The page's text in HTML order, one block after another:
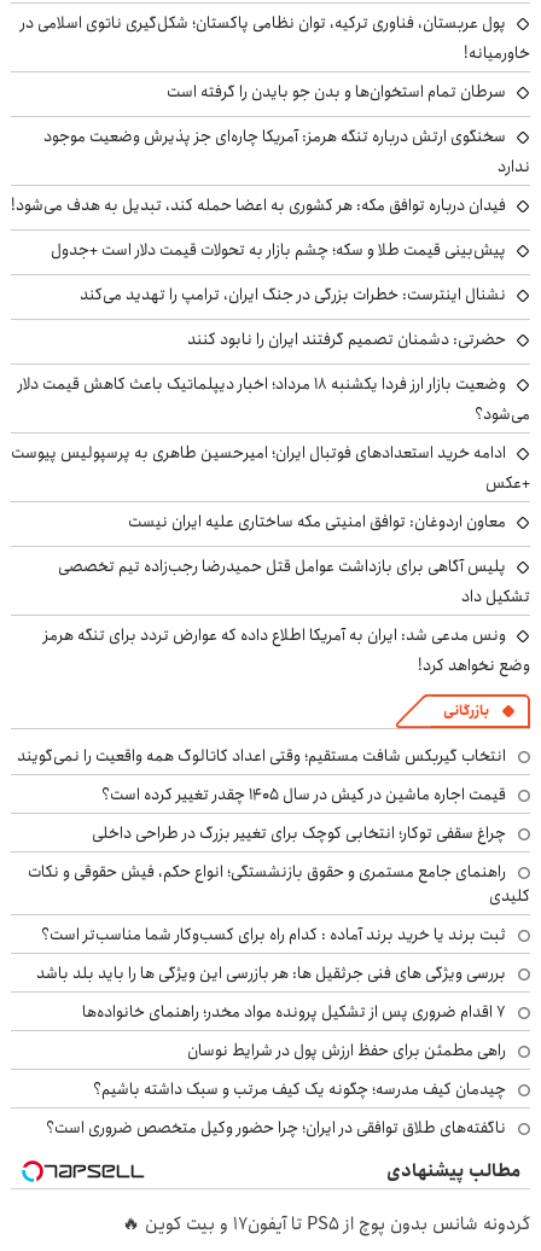
پول عربستان، فناوری ترکیه، توان نظامی پاکستان؛ شکل‌گیری ناتوی اسلامی در
خاورمیانه!
سرطان تمام استخوان‌ها و بدن جو بایدن را گرفته است
سخنگوی ارتش درباره تنگه هرمز: آمریکا چاره‌ای جز پذیرش وضعیت موجود
ندارد
فیدان درباره توافق مکه: هر کشوری به اعضا حمله کند، تبدیل به هدف می‌شود!
پیش‌بینی قیمت طلا و سکه؛ چشم بازار به تحولات قیمت دلار است +جدول
نشنال اینترست: خطرات بزرگی در جنگ ایران، ترامپ را تهدید می‌کند
حضرتی: دشمنان تصمیم گرفتند ایران را نابود کنند
وضعیت بازار ارز فردا یکشنبه ۱۸ مرداد؛ اخبار دیپلماتیک باعث کاهش قیمت دلار
می‌شود؟
ادامه خرید استعدادهای فوتبال ایران؛ امیرحسین طاهری به پرسپولیس پیوست
+عکس
معاون اردوغان: توافق امنیتی مکه ساختاری علیه ایران نیست
پلیس آگاهی برای بازداشت عوامل قتل حمیدرضا رجب‌زاده تیم تخصصی
تشکیل داد
ونس مدعی شد: ایران به آمریکا اطلاع داده که عوارض تردد برای تنگه هرمز
وضع نخواهد کرد!
بازرگانی
انتخاب گیربکس شافت مستقیم؛ وقتی اعداد کاتالوگ همه واقعیت را نمی‌گویند
قیمت اجاره ماشین در کیش در سال ۱۴۰۵ چقدر تغییر کرده است؟
چراغ سقفی توکار؛ انتخابی کوچک برای تغییر بزرگ در طراحی داخلی
راهنمای جامع مستمری و حقوق بازنشستگی؛ انواع حکم، فیش حقوقی و نکات
کلیدی
ثبت برند یا خرید برند آماده : کدام راه برای کسب‌وکار شما مناسب‌تر است؟
بررسی ویژگی های فنی جرثقیل ها: هر بازرسی این ویژگی ها را باید بلد باشد
۷ اقدام ضروری پس از تشکیل پرونده مواد مخدر؛ راهنمای خانواده‌ها
راهی مطمئن برای حفظ ارزش پول در شرایط نوسان
چیدمان کیف مدرسه؛ چگونه یک کیف مرتب و سبک داشته باشیم؟
ناگفته‌های طلاق توافقی در ایران؛ چرا حضور وکیل متخصص ضروری است؟
مطالب پیشنهادی
گردونه شانس بدون پوچ از PS5 تا آیفون17 و بیت کوین 🔥